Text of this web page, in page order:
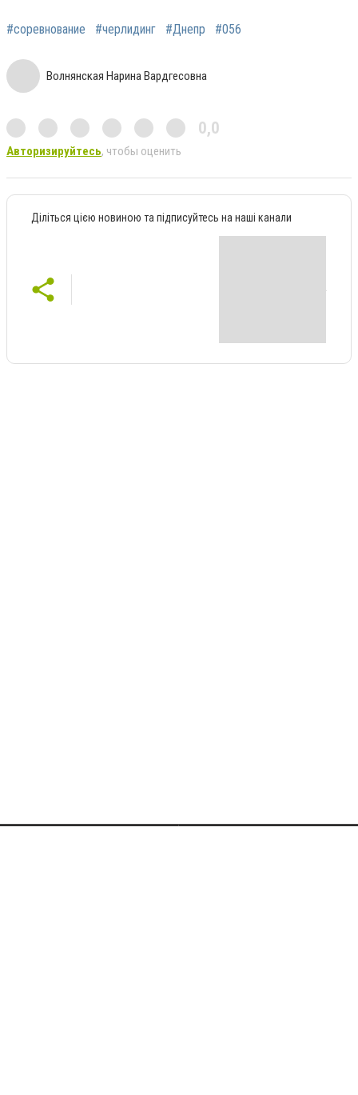
#соревнование #черлидинг #Днепр #056
Волнянская Нарина Вардгесовна
0,0
Авторизируйтесь, чтобы оценить
Діліться цією новиною та підписуйтесь на наші канали